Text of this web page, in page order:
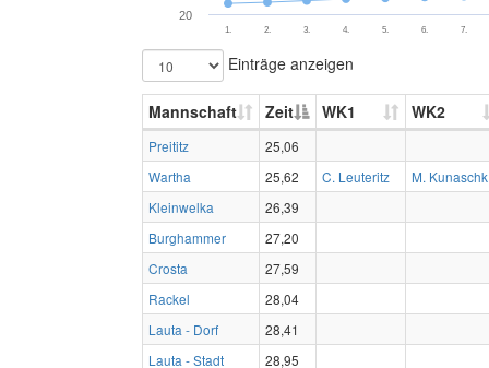
1. 2. 3. 4. 5. 6. 7.
20
Einträge anzeigen
Mannschaft Zeit WK1 WK2
Preititz
25,06
Wartha
25,62 C. Leuteritz
M. Kunaschk
Kleinwelka
26,39
Burghammer
27,20
Crosta
27,59
Rackel
28,04
Lauta - Dorf
28,41
Lauta - Stadt
28,95